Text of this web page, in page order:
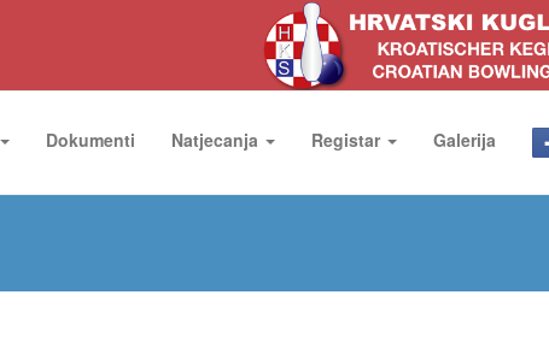
Dokumenti Natjecanja Registar Galerija